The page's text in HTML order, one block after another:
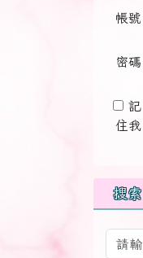
帳號
密碼
記
住我
搜索